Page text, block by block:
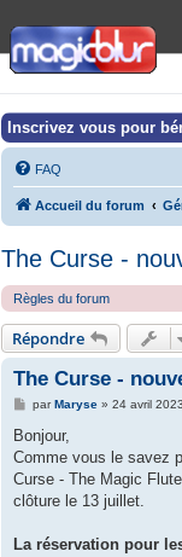
Inscrivez vous pour
FAQ
Accueil du forum
The Curse -
Règles du forum
Répondre
The Curse -
M
s
a
g
parMaryse» 24 avril
Bonjour,
Comme vous le savez
Curse - The Magic
clôture le 13 juillet.
La réservation pour